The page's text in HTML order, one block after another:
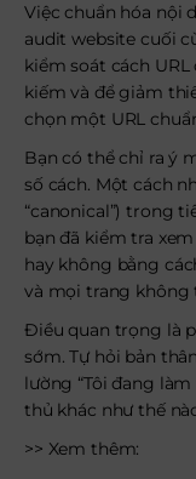
Việc chuẩn hóa nội
audit website cuối
kiểm soát cách
kiếm và để giảm
chọn một URL
Bạn có thể chỉ ra ý
số cách. Một cách
“canonical”) trong
bạn đã kiểm tra
hay không bằng
và mọi trang không
Điều quan trọng là
sớm. Tự hỏi bản
lường “Tôi đang
thủ khác như thế
>> Xem thêm: